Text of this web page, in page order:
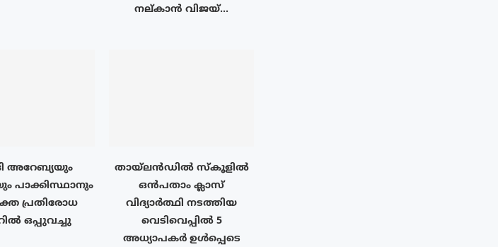
നല്കാൻ വിജയ്...
അറേബ്യയും
പാക്കിസ്ഥാനും
പ്രതിരോധ
ഒപ്പുവച്ചു
തായ്‌ലൻഡിൽ സ്കൂളിൽ
ഒൻപതാം ക്ലാസ്
വിദ്യാർത്ഥി നടത്തിയ
വെടിവെപ്പിൽ 5
അധ്യാപകർ ഉൾപ്പെടെ